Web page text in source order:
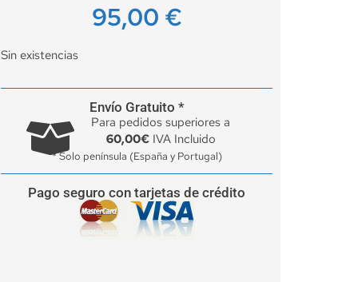
95,00 €
Sin existencias
Envío Gratuito *
Para pedidos superiores a
60,00€IVA Incluido
* Solo península (España y Portugal)
Pago seguro con tarjetas de crédito